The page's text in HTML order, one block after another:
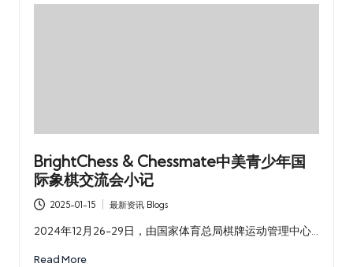
BrightChess & Chessmate中美青少年国
际象棋交流会小记
2025-01-15
Posted
in
最新资讯 Blogs
2024年12月26-29日，由国家体育总局棋牌运动管理中心…
Read More